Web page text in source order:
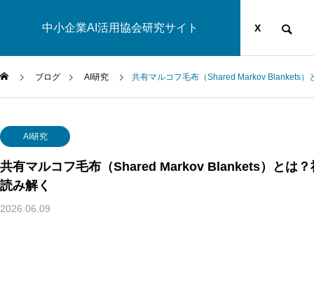
中小企業AI活用協会研究サイト
運営団体 YOUTUBE X
ブログ AI研究 共有マルコフ毛布（Shared Markov Blankets）
AI研究
共有マルコフ毛布（Shared Markov Blankets）とは
読み解く
2026.06.09